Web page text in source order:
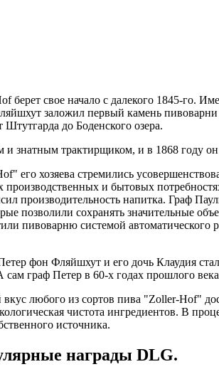
свое начало с далекого 1845-го.
заложил первый камень
до Боденского озера.
трактирщиком, и в 1868 году
его хозяева стремились
производственных и бытовых
производительность напитка. Граф
позволили сохранять значительные
пивоварню системой
фон Фляйшхут и его дочь Клаудия
сам граф Петер в 60-х годах прошлого
любого из сортов пива "Zoller-Hof"
чистота ингредиентов. В
источника.
награды DLG.